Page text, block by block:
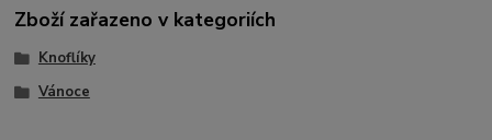
Zboží zařazeno v kategoriích
Knoflíky
Vánoce